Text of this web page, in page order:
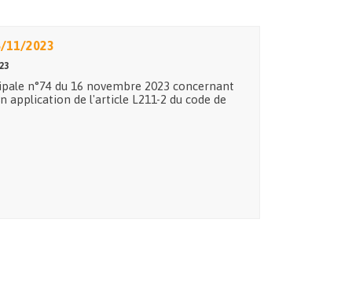
11/2023
n°74 du 16 novembre 2023 concernant
application de l'article L211-2 du code de